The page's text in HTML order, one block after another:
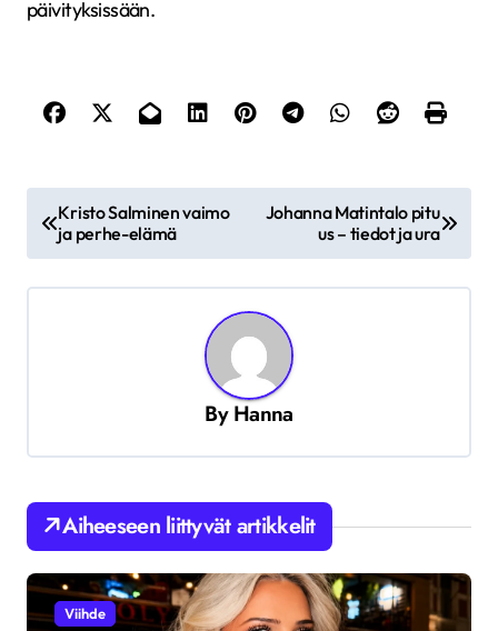
päivityksissään.
t
l
i
e
n
s
Kristo Salminen vaimo
ja perhe-elämä
Johanna Matintalo pitu
us – tiedot ja ura
ByHanna
Aiheeseen liittyvät artikkelit
Viihde